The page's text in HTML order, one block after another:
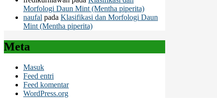
Morfologi Daun Mint (Mentha piperita)
naufal pada Klasifikasi dan Morfologi Daun
Mint (Mentha piperita)
Meta
Masuk
Feed entri
Feed komentar
WordPress.org